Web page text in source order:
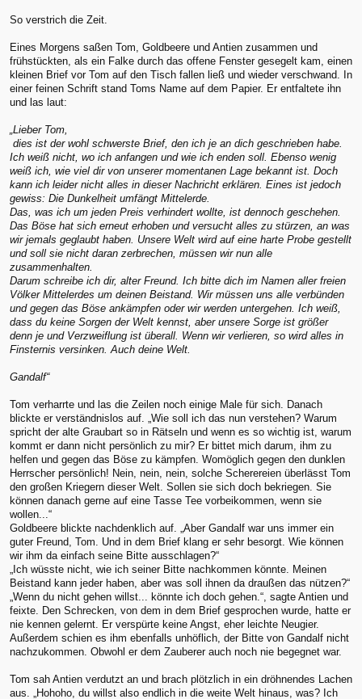
So verstrich die Zeit.
Eines Morgens saßen Tom, Goldbeere und Antien zusammen und
frühstückten, als ein Falke durch das offene Fenster gesegelt kam, einen
kleinen Brief vor Tom auf den Tisch fallen ließ und wieder verschwand. In
einer feinen Schrift stand Toms Name auf dem Papier. Er entfaltete ihn
und las laut:
„Lieber Tom,
dies ist der wohl schwerste Brief, den ich je an dich geschrieben habe.
Ich weiß nicht, wo ich anfangen und wie ich enden soll. Ebenso wenig
weiß ich, wie viel dir von unserer momentanen Lage bekannt ist. Doch
kann ich leider nicht alles in dieser Nachricht erklären. Eines ist jedoch
gewiss: Die Dunkelheit umfängt Mittelerde.
Das, was ich um jeden Preis verhindert wollte, ist dennoch geschehen.
Das Böse hat sich erneut erhoben und versucht alles zu stürzen, an was
wir jemals geglaubt haben. Unsere Welt wird auf eine harte Probe gestellt
und soll sie nicht daran zerbrechen, müssen wir nun alle
zusammenhalten.
Darum schreibe ich dir, alter Freund. Ich bitte dich im Namen aller freien
Völker Mittelerdes um deinen Beistand. Wir müssen uns alle verbünden
und gegen das Böse ankämpfen oder wir werden untergehen. Ich weiß,
dass du keine Sorgen der Welt kennst, aber unsere Sorge ist größer
denn je und Verzweiflung ist überall. Wenn wir verlieren, so wird alles in
Finsternis versinken. Auch deine Welt.
Gandalf“
Tom verharrte und las die Zeilen noch einige Male für sich. Danach
blickte er verständnislos auf. „Wie soll ich das nun verstehen? Warum
spricht der alte Graubart so in Rätseln und wenn es so wichtig ist, warum
kommt er dann nicht persönlich zu mir? Er bittet mich darum, ihm zu
helfen und gegen das Böse zu kämpfen. Womöglich gegen den dunklen
Herrscher persönlich! Nein, nein, nein, solche Scherereien überlässt Tom
den großen Kriegern dieser Welt. Sollen sie sich doch bekriegen. Sie
können danach gerne auf eine Tasse Tee vorbeikommen, wenn sie
wollen...“
Goldbeere blickte nachdenklich auf. „Aber Gandalf war uns immer ein
guter Freund, Tom. Und in dem Brief klang er sehr besorgt. Wie können
wir ihm da einfach seine Bitte ausschlagen?“
„Ich wüsste nicht, wie ich seiner Bitte nachkommen könnte. Meinen
Beistand kann jeder haben, aber was soll ihnen da draußen das nützen?“
„Wenn du nicht gehen willst... könnte ich doch gehen.“, sagte Antien und
feixte. Den Schrecken, von dem in dem Brief gesprochen wurde, hatte er
nie kennen gelernt. Er verspürte keine Angst, eher leichte Neugier.
Außerdem schien es ihm ebenfalls unhöflich, der Bitte von Gandalf nicht
nachzukommen. Obwohl er dem Zauberer auch noch nie begegnet war.
Tom sah Antien verdutzt an und brach plötzlich in ein dröhnendes Lachen
aus. „Hohoho, du willst also endlich in die weite Welt hinaus, was? Ich